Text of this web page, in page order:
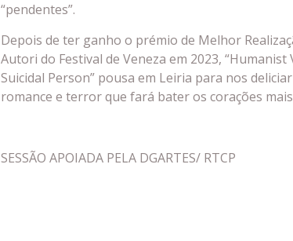
“pendentes”.
Depois de ter ganho o prémio de Melhor
Autori do Festival de Veneza em 2023,
Suicidal Person” pousa em Leiria para nos
romance e terror que fará bater os corações
SESSÃO APOIADA PELA DGARTES/ RTCP